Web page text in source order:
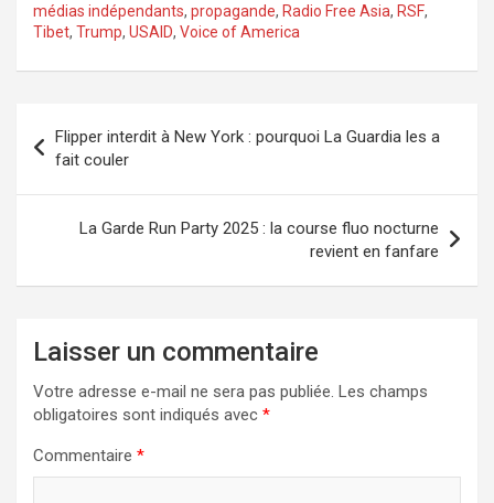
médias indépendants, propagande, Radio Free Asia, RSF,
Tibet, Trump, USAID, Voice of America
de
l’article
Flipper interdit à New York : pourquoi La Guardia les a
fait couler
La Garde Run Party 2025 : la course fluo nocturne
revient en fanfare
Laisser un commentaire
Votre adresse e-mail ne sera pas publiée. Les champs
obligatoires sont indiqués avec *
Commentaire *